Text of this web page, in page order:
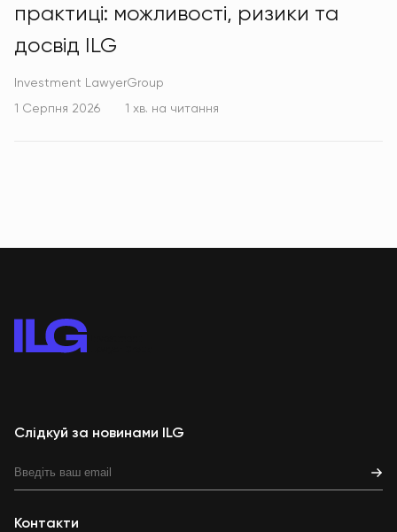
практиці: можливості, ризики та
досвід ILG
Investment LawyerGroup
1 Серпня 2026
1 хв. на читання
Слідкуй за новинами ILG
Контакти